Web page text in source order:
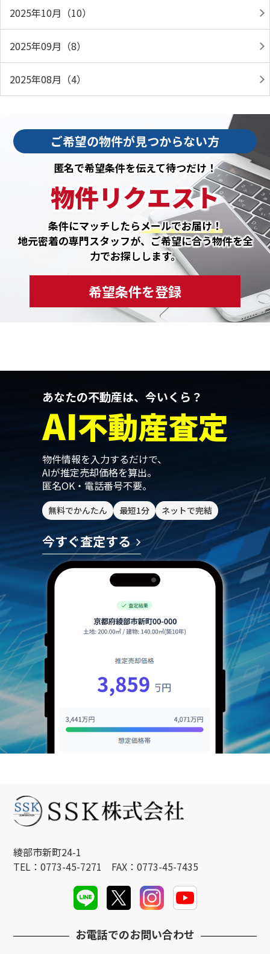
2025年10月（10）
2025年09月（8）
2025年08月（4）
ご希望の物件が見つからない方
匿名で希望条件を伝えて待つだけ！
物件リクエスト
条件にマッチしたらメールでお届け！
地元密着の専門スタッフが、ご希望に合う物件を全
力でお探しします。
希望条件を登録
あなたの不動産は、今いくら？
AI不動産査定
物件情報を入力するだけで、
AIが推定売却価格を算出。
匿名OK・電話番号不要。
無料でかんたん 最短1分 ネットで完結
今すぐ査定する
綾部市新町24-1
TEL：0773-45-7271 FAX：0773-45-7435
お電話でのお問い合わせ